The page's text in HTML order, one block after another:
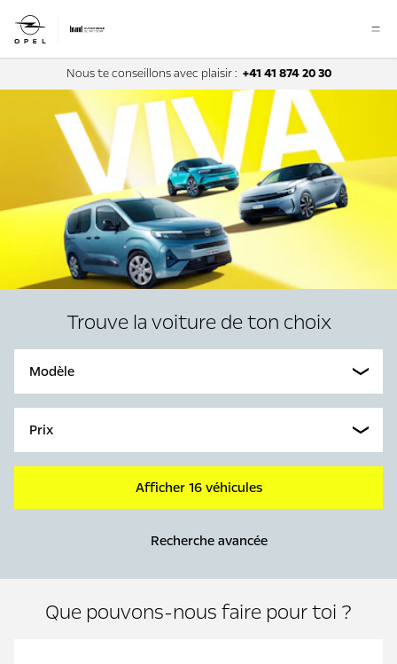
Nous te conseillons avec plaisir : +41 41 874 20 30
Trouve la voiture de ton choix
Modèle
Prix
Afficher 16 véhicules
Recherche avancée
Que pouvons-nous faire pour toi ?